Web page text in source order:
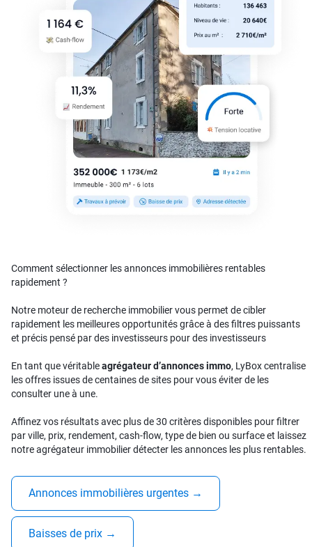
Comment sélectionner les annonces immobilières rentables
rapidement ?
Notre moteur de recherche immobilier vous permet de cibler
rapidement les meilleures opportunités grâce à des filtres puissants
et précis pensé par des investisseurs pour des investisseurs
En tant que véritableagrégateur d’annonces immo, LyBox centralise
les offres issues de centaines de sites pour vous éviter de les
consulter une à une.
Affinez vos résultats avec plus de 30 critères disponibles pour filtrer
par ville, prix, rendement, cash-flow, type de bien ou surface et laissez
notre agrégateur immobilier détecter les annonces les plus rentables.
Annonces immobilières urgentes →
Baisses de prix →